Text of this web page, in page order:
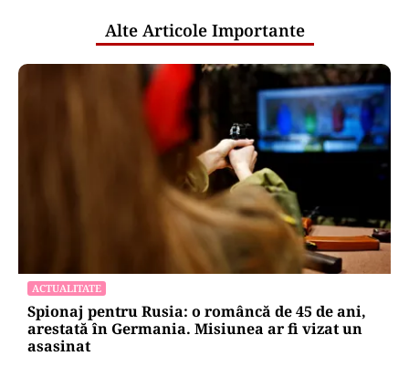
Alte Articole Importante
ACTUALITATE
Spionaj pentru Rusia: o româncă de 45 de ani,
arestată în Germania. Misiunea ar fi vizat un
asasinat